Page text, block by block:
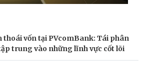
vốn tại PVcomBank: Tái phân
trung vào những lĩnh vực cốt lõi